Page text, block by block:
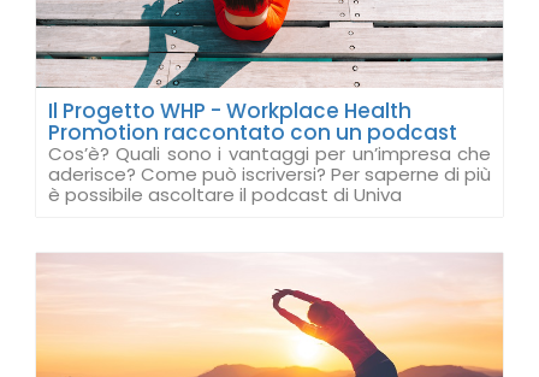
Il Progetto WHP - Workplace Health
Promotion raccontato con un podcast
Cos’è? Quali sono i vantaggi per un’impresa che
aderisce? Come può iscriversi? Per saperne di più
è possibile ascoltare il podcast di Univa